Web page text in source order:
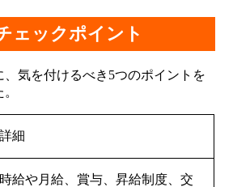
ェックポイント
気を付けるべき5つのポイントを
詳細
時給や月給、賞与、昇給制度、交